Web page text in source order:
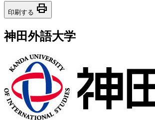
印刷する print
神田外語大学